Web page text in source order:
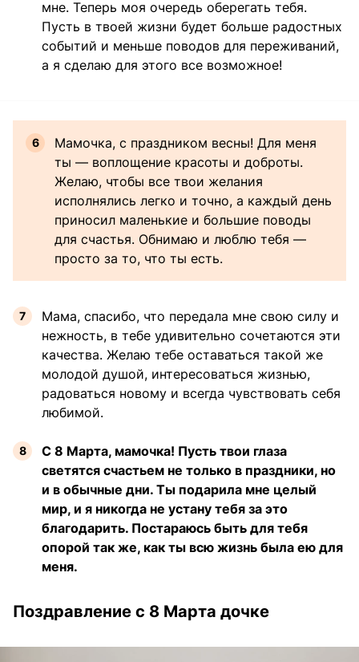
мне. Теперь моя очередь оберегать тебя.
Пусть в твоей жизни будет больше радостных
событий и меньше поводов для переживаний,
а я сделаю для этого все возможное!
Мамочка, с праздником весны! Для меня
ты — воплощение красоты и доброты.
Желаю, чтобы все твои желания
исполнялись легко и точно, а каждый день
приносил маленькие и большие поводы
для счастья. Обнимаю и люблю тебя —
просто за то, что ты есть.
Мама, спасибо, что передала мне свою силу и
нежность, в тебе удивительно сочетаются эти
качества. Желаю тебе оставаться такой же
молодой душой, интересоваться жизнью,
радоваться новому и всегда чувствовать себя
любимой.
С 8 Марта, мамочка! Пусть твои глаза
светятся счастьем не только в праздники, но
и в обычные дни. Ты подарила мне целый
мир, и я никогда не устану тебя за это
благодарить. Постараюсь быть для тебя
опорой так же, как ты всю жизнь была ею для
меня.
Поздравление с 8 Марта дочке